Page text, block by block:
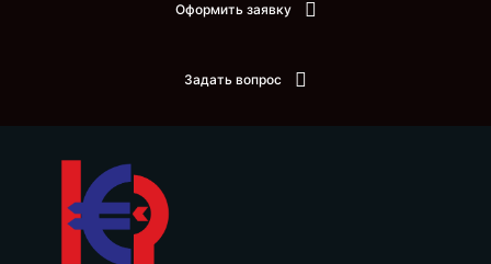
Оформить заявку
Задать вопрос